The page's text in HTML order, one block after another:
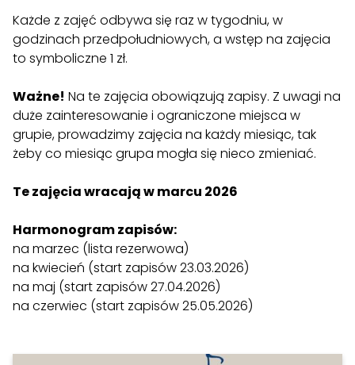
Oferta + o nas
Kontakt + płatności
Szukaj:
Każde z zajęć odbywa się raz w tygodniu, w
godzinach przedpołudniowych, a wstęp na zajęcia
to symboliczne 1 zł.
Ważne! Na te zajęcia obowiązują zapisy. Z uwagi na
duże zainteresowanie i ograniczone miejsca w
grupie, prowadzimy zajęcia na każdy miesiąc, tak
żeby co miesiąc grupa mogła się nieco zmieniać.
Te zajęcia wracają w marcu 2026
Harmonogram zapisów:
na marzec (lista rezerwowa)
na kwiecień (start zapisów 23.03.2026)
na maj (start zapisów 27.04.2026)
na czerwiec (start zapisów 25.05.2026)